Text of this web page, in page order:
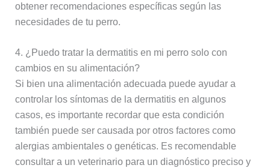
obtener recomendaciones específicas según las
necesidades de tu perro.
4. ¿Puedo tratar la dermatitis en mi perro solo con
cambios en su alimentación?
Si bien una alimentación adecuada puede ayudar a
controlar los síntomas de la dermatitis en algunos
casos, es importante recordar que esta condición
también puede ser causada por otros factores como
alergias ambientales o genéticas. Es recomendable
consultar a un veterinario para un diagnóstico preciso y